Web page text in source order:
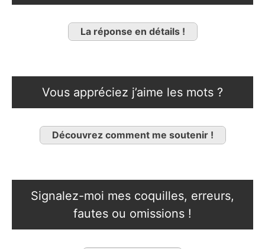
La réponse en détails !
Vous appréciez j’aime les mots ?
Découvrez comment me soutenir !
Signalez-moi mes coquilles, erreurs,
fautes ou omissions !